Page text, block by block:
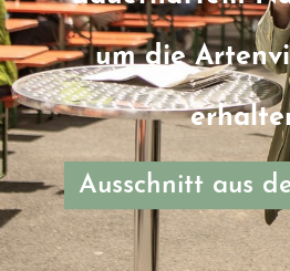
um die
Ausschnitt aus